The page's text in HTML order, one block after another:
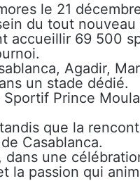
le 21
du tout nouveau
accueillir 69 500
Agadir,
un stade dédié.
Prince
que la
Casablanca.
une
la passion qui